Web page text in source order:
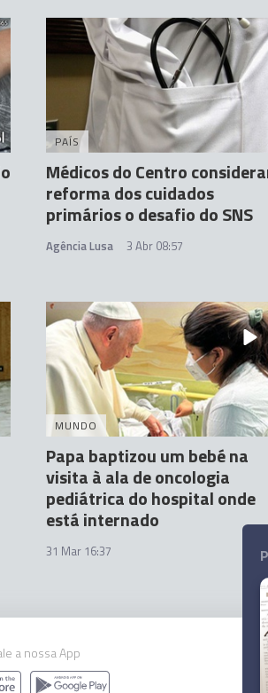
PAÍS
Médicos do Centro
reforma dos cuidados
primários o desafio do SNS
Agência Lusa 3 Abr 08:57
MUNDO
Papa baptizou um bebé na
visita à ala de oncologia
pediátrica do hospital onde
está internado
31 Mar 16:37
a nossa App